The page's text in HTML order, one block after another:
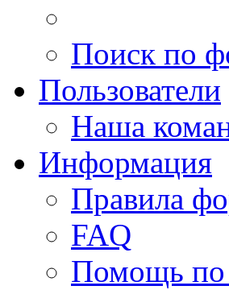
Поиск по
Пользователи
Наша
Информация
Правила
FAQ
Помощь по